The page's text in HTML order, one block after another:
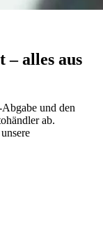
– alles aus
und den
ab.